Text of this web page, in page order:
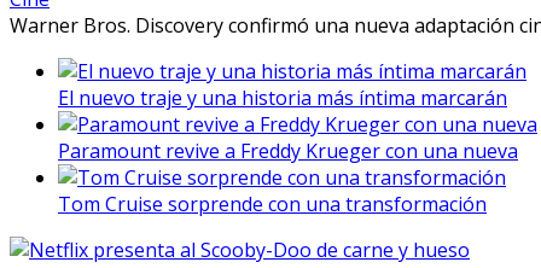
Warner Bros. Discovery confirmó una nueva adaptación
El nuevo traje y una historia más íntima marcarán
Paramount revive a Freddy Krueger con una nueva
Tom Cruise sorprende con una transformación